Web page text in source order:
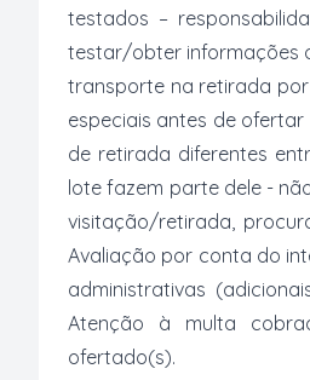
testados –
testar/obter informações
transporte na retirada
especiais antes de
de retirada diferentes
lote fazem parte dele -
visitação/retirada,
Avaliação por conta do
administrativas
Atenção à multa
ofertado(s).